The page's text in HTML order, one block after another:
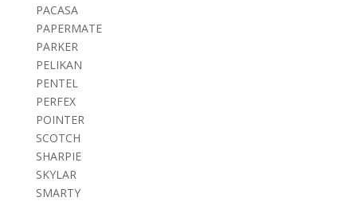
PACASA
PAPERMATE
PARKER
PELIKAN
PENTEL
PERFEX
POINTER
SCOTCH
SHARPIE
SKYLAR
SMARTY